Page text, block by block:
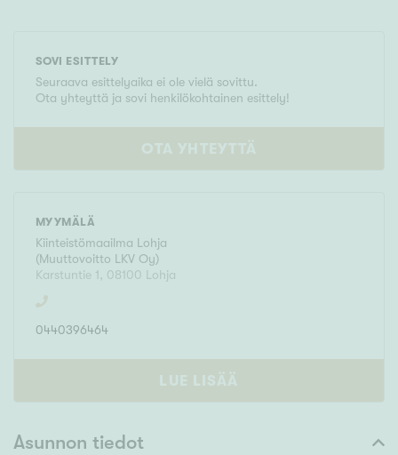
SOVI ESITTELY
Seuraava esittelyaika ei ole vielä sovittu.
Ota yhteyttä ja sovi henkilökohtainen esittely!
OTA YHTEYTTÄ
MYYMÄLÄ
Kiinteistömaailma Lohja
(Muuttovoitto LKV Oy)
Karstuntie 1 , 08100 Lohja
0440396464
LUE LISÄÄ
Asunnon tiedot